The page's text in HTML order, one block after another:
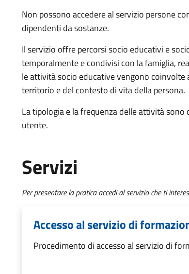
Non possono accedere al servizio persone
dipendenti da sostanze.
Il servizio offre percorsi socio educativi e
temporalmente e condivisi con la famiglia,
le attività socio educative vengono
territorio e del contesto di vita della persona.
La tipologia e la frequenza delle attività
utente.
Servizi
Per presentare la pratica accedi al servizio che ti
Accesso al servizio di
Procedimento di accesso al servizio di